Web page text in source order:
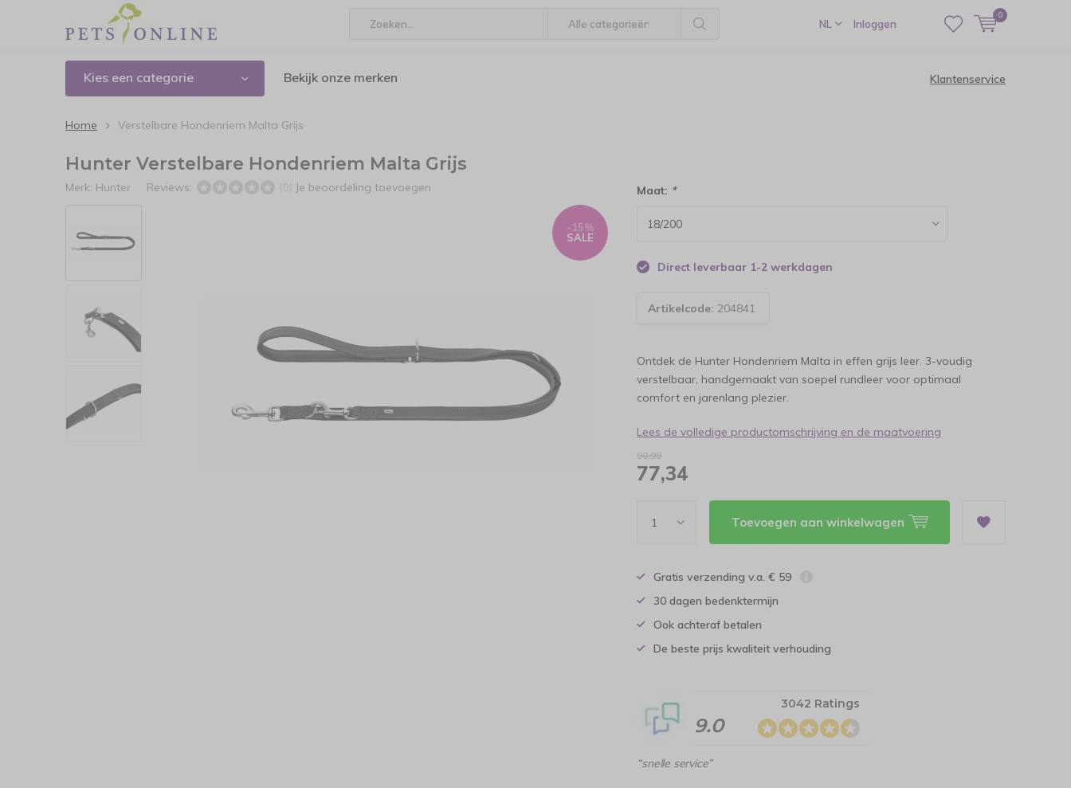
NL Inloggen
0
Kies een categorie Bekijk onze merken Klantenservice
Home Verstelbare Hondenriem Malta Grijs
Hunter Verstelbare Hondenriem Malta Grijs
Merk: Hunter Reviews: (0) Je beoordeling toevoegen
-15%
SALE
Maat: *
Direct leverbaar 1-2 werkdagen
Artikelcode: 204841
Ontdek de Hunter Hondenriem Malta in effen grijs leer. 3-voudig
verstelbaar, handgemaakt van soepel rundleer voor optimaal
comfort en jarenlang plezier.
Lees de volledige productomschrijving en de maatvoering
90,99
77,34
Toevoegen aan winkelwagen
Gratis verzending v.a. € 59
30 dagen bedenktermijn
Ook achteraf betalen
De beste prijs kwaliteit verhouding
9.0
3042 Ratings
“snelle service”